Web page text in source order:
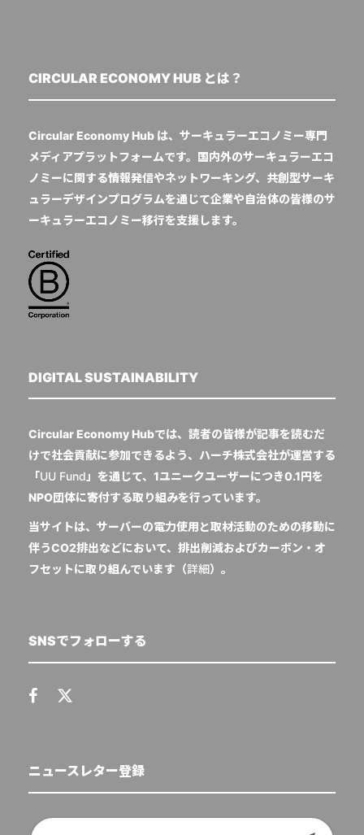
CIRCULAR ECONOMY HUB とは？
Circular Economy Hub は、サーキュラーエコノミー専門
メディアプラットフォームです。国内外のサーキュラーエコ
ノミーに関する情報発信やネットワーキング、共創型サーキ
ュラーデザインプログラムを通じて企業や自治体の皆様のサ
ーキュラーエコノミー移行を支援します。
DIGITAL SUSTAINABILITY
Circular Economy Hubでは、読者の皆様が記事を読むだ
けで社会貢献に参加できるよう、ハーチ株式会社が運営する
「UU Fund 」を通じて、1ユニークユーザーにつき0.1円を
NPO団体に寄付する取り組みを行っています。
当サイトは、サーバーの電力使用と取材活動のための移動に
伴うCO2排出などにおいて、排出削減およびカーボン・オ
フセットに取り組んでいます（詳細）。
SNSでフォローする
ニュースレター登録